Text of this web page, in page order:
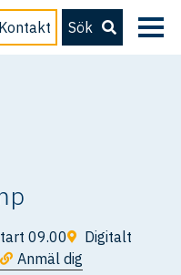
Kontakt Sök
09.00
Digitalt
Anmäl dig